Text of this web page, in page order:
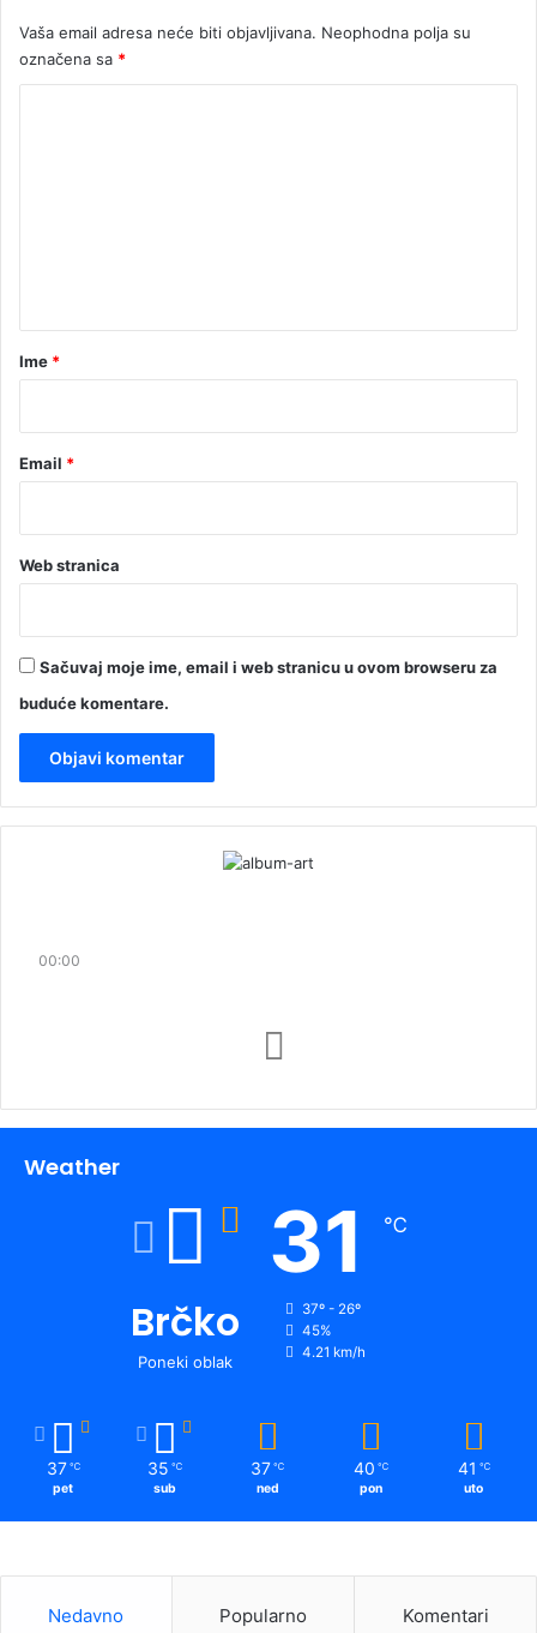
Vaša email adresa neće biti objavljivana. Neophodna polja su
označena sa *
rIme *
Email *
Web stranica
Sačuvaj moje ime, email i web stranicu u ovom browseru za
buduće komentare.
00:00
Weather
Brčko
Poneki oblak
31 ℃
37º - 26º
45%
4.21 km/h
37 ℃
pet
35 ℃
sub
37 ℃
ned
40 ℃
pon
41 ℃
uto
Nedavno Popularno Komentari